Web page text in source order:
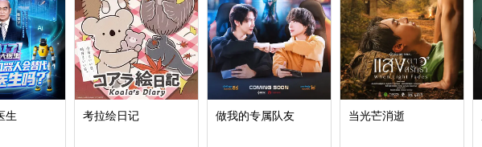
生 考拉绘日记 做我的专属队友 当光芒消逝